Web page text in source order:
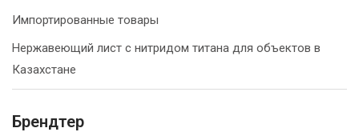
Импортированные товары
Нержавеющий лист с нитридом титана для объектов в
Казахстане
Брендтер